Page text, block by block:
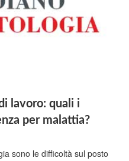
lavoro: quali i
per malattia?
sono le difficoltà sul posto